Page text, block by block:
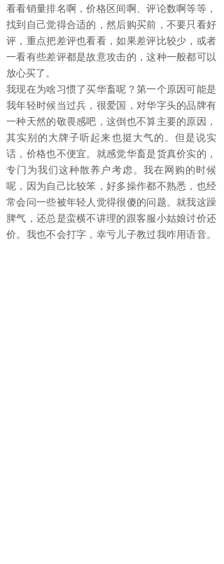
看看销量排名啊，价格区间啊、评论数啊等等，
找到自己觉得合适的，然后购买前，不要只看好
评，重点把差评也看看，如果差评比较少，或者
一看有些差评都是故意攻击的，这种一般都可以
放心买了。
我现在为啥习惯了买华畜呢？第一个原因可能是
我年轻时候当过兵，很爱国，对华字头的品牌有
一种天然的敬畏感吧，这倒也不算主要的原因，
其实别的大牌子听起来也挺大气的。但是说实
话，价格也不便宜。就感觉华畜是货真价实的，
专门为我们这种散养户考虑。我在网购的时候
呢，因为自己比较笨，好多操作都不熟悉，也经
常会问一些被年轻人觉得很傻的问题。就我这躁
脾气，还总是蛮横不讲理的跟客服小姑娘讨价还
价。我也不会打字，幸亏儿子教过我咋用语音。